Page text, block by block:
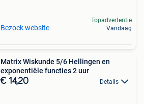
Bezoek website
Topadvertentie
Vandaag
Matrix Wiskunde 5/6 Hellingen en
exponentiële functies 2 uur
€ 14,20 Details